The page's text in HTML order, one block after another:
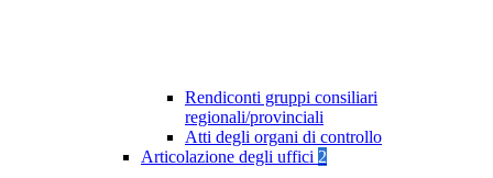
Rendiconti gruppi consiliari
regionali/provinciali
Atti degli organi di controllo
Articolazione degli uffici 2